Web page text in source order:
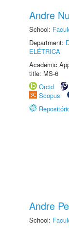
Andre
School:
Department:
ELÉTRICA
Academic
title: MS-6
Orcid
Scopus
Andre
School: